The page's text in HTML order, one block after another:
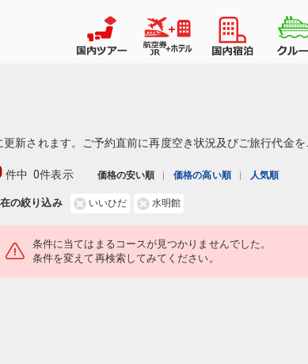
新されます。ご予約直前に再度空き状況及びご旅行代金を
の絞り込み いいひだ 水明館
件中 0件表示 価格の安い順 価格の高い順 人気順
条件に当てはまるコースが見つかりませんでした。
条件を変えて再検索してみてください。